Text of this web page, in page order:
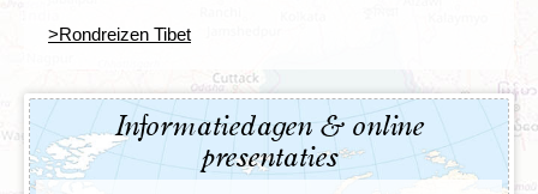
>Rondreizen Tibet
Informatiedagen & online
presentaties